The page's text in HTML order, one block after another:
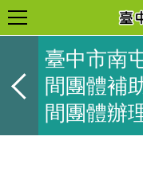
臺中市南
間團體補
間團體辦